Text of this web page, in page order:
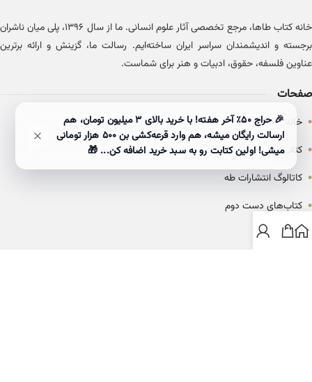
خانه کتاب طاها، مرجع تخصصی آثار علوم انسانی. ما از سال ۱۳۹۶، پلی میان ناشران
برجسته و اندیشمندان سراسر ایران ساخته‌ایم. رسالت ما، گزینش و ارائه برترین
عناوین فلسفه، حقوق، ادبیات و هنر برای شماست.
صفحات
• خانه
• کتاب‌ها
• کاتالوگ انتشارات طه
• کتاب‌های دست دوم
• بلاگ
🎉 حراج ۵۰٪ آخر هفته! با خرید بالای 3 میلیون تومان، هم
ارسالت رایگان میشه، هم وارد قرعه‌کشی بن ۵۰۰ هزار تومانی
میشی! اولین کتابت رو به سبد خرید اضافه کن... 🎁